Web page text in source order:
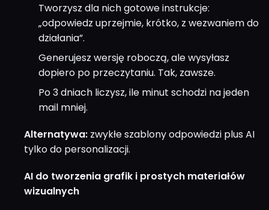
Tworzysz dla nich gotowe instrukcje:
„odpowiedz uprzejmie, krótko, z wezwaniem do
działania”.
Generujesz wersję roboczą, ale wysyłasz
dopiero po przeczytaniu. Tak, zawsze.
Po 3 dniach liczysz, ile minut schodzi na jeden
mail mniej.
Alternatywa: zwykłe szablony odpowiedzi plus AI
tylko do personalizacji.
AI do tworzenia grafik i prostych materiałów
wizualnych